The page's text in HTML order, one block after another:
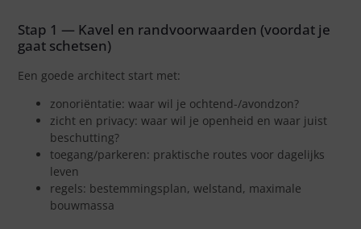
Stap 1 — Kavel en randvoorwaarden (voordat je
gaat schetsen)
Een goede architect start met:
zonoriëntatie: waar wil je ochtend-/avondzon?
zicht en privacy: waar wil je openheid en waar juist
beschutting?
toegang/parkeren: praktische routes voor dagelijks
leven
regels: bestemmingsplan, welstand, maximale
bouwmassa